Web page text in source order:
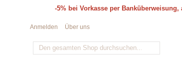
-5% bei Vorkasse per
Anmelden Über uns